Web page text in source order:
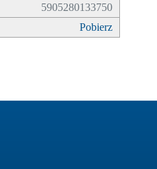
5905280133750
Pobierz